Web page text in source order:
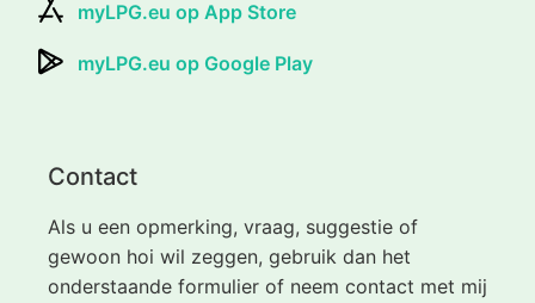
myLPG.eu op App Store
myLPG.eu op Google Play
Contact
Als u een opmerking, vraag, suggestie of
gewoon hoi wil zeggen, gebruik dan het
onderstaande formulier of neem contact met mij